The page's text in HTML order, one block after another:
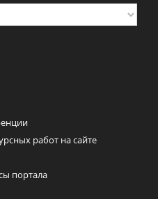
работ на сайте
портала